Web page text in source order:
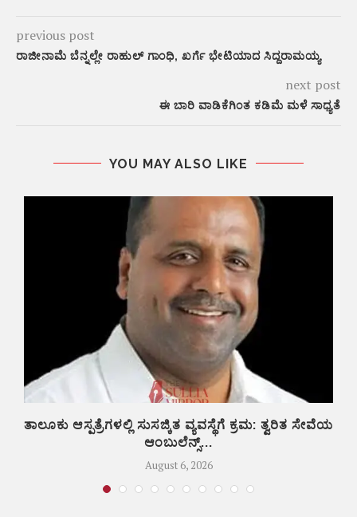
previous post
ರಾಜೀನಾಮೆ ಬೆನ್ನಲ್ಲೇ ರಾಹುಲ್ ಗಾಂಧಿ, ಖರ್ಗೆ ಭೇಟಿಯಾದ ಸಿದ್ದರಾಮಯ್ಯ
next post
ಈ ಬಾರಿ ವಾಡಿಕೆಗಿಂತ ಕಡಿಮೆ ಮಳೆ ಸಾಧ್ಯತೆ
YOU MAY ALSO LIKE
ತಾಲೂಕು ಆಸ್ಪತ್ರೆಗಳಲ್ಲಿ ಸುಸಜ್ಕಿತ ವ್ಯವಸ್ಥೆಗೆ ಕ್ರಮ: ತ್ವರಿತ ಸೇವೆಯ
ಆಂಬುಲೆನ್ಸ್...
August 6, 2026